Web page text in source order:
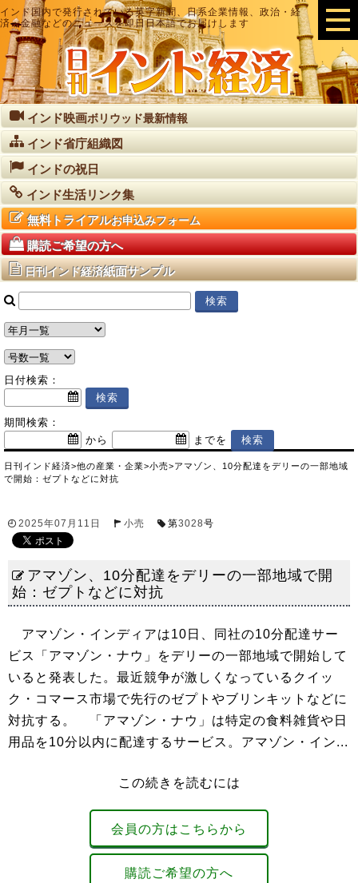
インド国内で発行されている英字新聞、日系企業情報、政治・経
済・金融などのニュースを即日日本語でお届けします
インド映画ボリウッド最新情報
インド省庁組織図
インドの祝日
インド生活リンク集
無料トライアルお申込みフォーム
購読ご希望の方へ
日刊インド経済紙面サンプル
日付検索：
期間検索：
から
までを
日刊インド経済>他の産業・企業>小売>アマゾン、10分配達をデリーの一部地域
で開始：ゼプトなどに対抗
2025年07月11日 小売 第3028号
アマゾン、10分配達をデリーの一部地域で開
始：ゼプトなどに対抗
アマゾン・インディアは10日、同社の10分配達サー
ビス「アマゾン・ナウ」をデリーの一部地域で開始して
いると発表した。最近競争が激しくなっているクイッ
ク・コマース市場で先行のゼプトやブリンキットなどに
対抗する。 「アマゾン・ナウ」は特定の食料雑貨や日
用品を10分以内に配達するサービス。アマゾン・イン...
この続きを読むには
会員の方はこちらから
購読ご希望の方へ